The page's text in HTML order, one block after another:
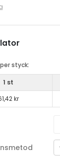
styck:
1 st
kr